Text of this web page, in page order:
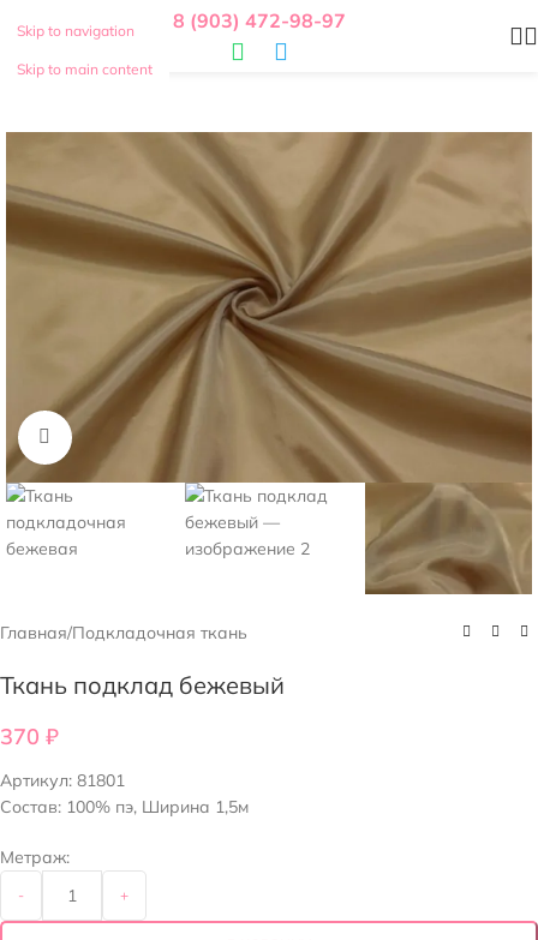
Skip to navigation
Skip to main content
8 (903) 472-98-97
Нажмите, чтобы увеличить
Главная/Подкладочная ткань
Ткань подклад бежевый
370 ₽
Артикул: 81801
Состав: 100% пэ, Ширина 1,5м
Метраж:
- +